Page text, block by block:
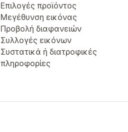
Επιλογές προϊόντος
Μεγέθυνση εικόνας
Προβολή διαφανειών
Συλλογές εικόνων
Συστατικά ή διατροφικές
πληροφορίες